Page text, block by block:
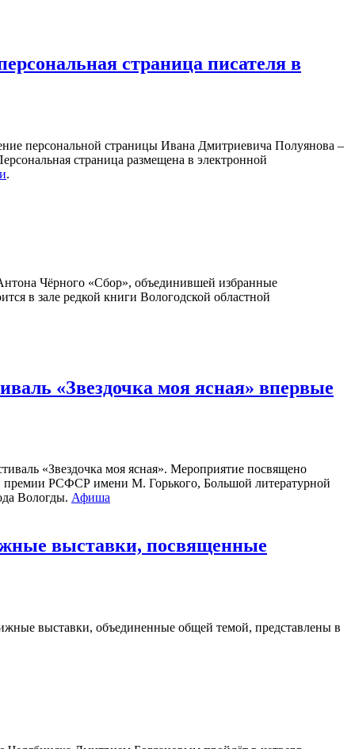
страница писателя в
персональной страницы Ивана Дмитриевича Полуянова –
страница размещена в электронной
.
Чёрного «Сбор», объединившей избранные
в зале редкой книги Вологодской областной
«Звездочка моя ясная» впервые
«Звездочка моя ясная». Мероприятие посвящено
премии РСФСР имени М. Горького, Большой литературной
Вологды. Афиша
выставки, посвященные
выставки, объединенные общей темой, представлены в